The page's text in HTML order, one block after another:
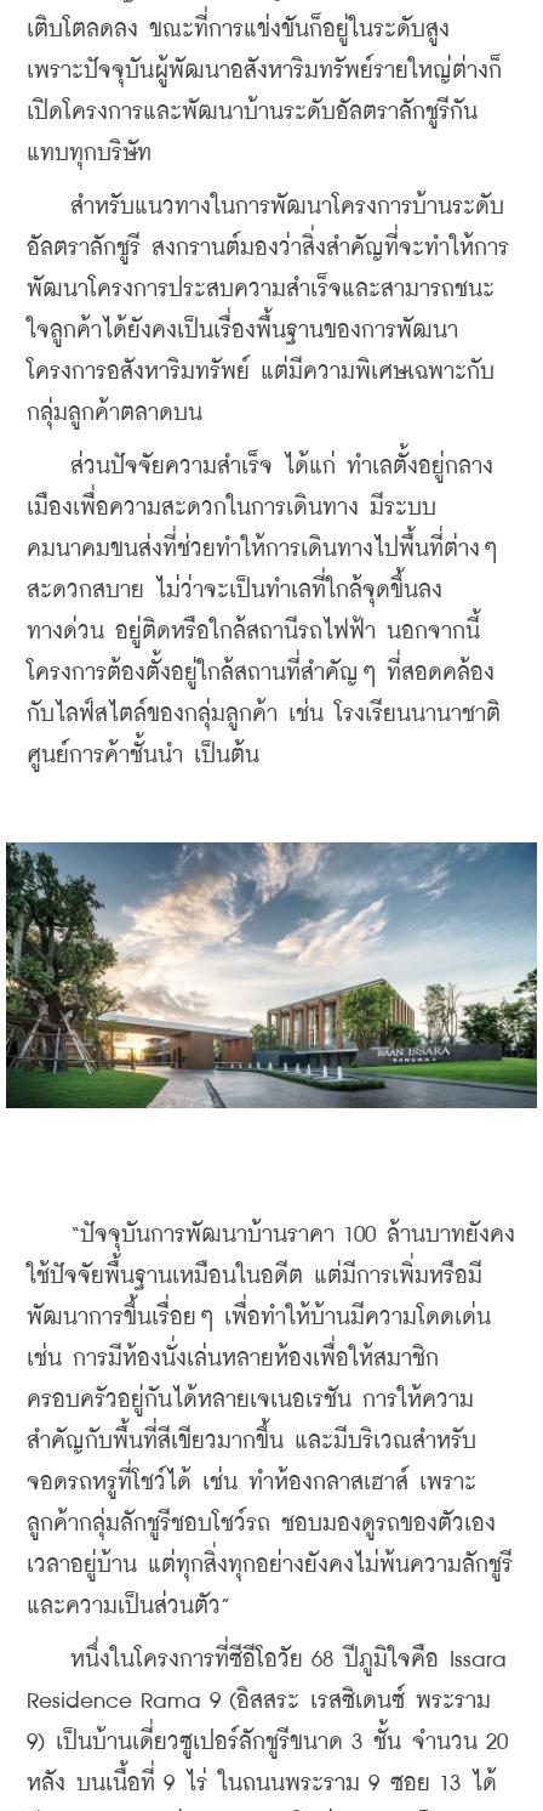
เติบโตลดลง ขณะที่การแข่งขันก็อยู่ในระดับสูง
เพราะปัจจุบันผู้พัฒนาอสังหาริมทรัพย์รายใหญ่ต่างก็
เปิดโครงการและพัฒนาบ้านระดับอัลตราลักชูรีกัน
แทบทุกบริษัท
สำหรับแนวทางในการพัฒนาโครงการบ้านระดับ
อัลตราลักชูรี สงกรานต์มองว่าสิ่งสำคัญที่จะทำให้การ
พัฒนาโครงการประสบความสำเร็จและสามารถชนะ
ใจลูกค้าได้ยังคงเป็นเรื่องพื้นฐานของการพัฒนา
โครงการอสังหาริมทรัพย์ แต่มีความพิเศษเฉพาะกับ
กลุ่มลูกค้าตลาดบน
ส่วนปัจจัยความสำเร็จ ได้แก่ ทำเลตั้งอยู่กลาง
เมืองเพื่อความสะดวกในการเดินทาง มีระบบ
คมนาคมขนส่งที่ช่วยทำให้การเดินทางไปพื้นที่ต่างๆ
สะดวกสบาย ไม่ว่าจะเป็นทำเลที่ใกล้จุดขึ้นลง
ทางด่วน อยู่ติดหรือใกล้สถานีรถไฟฟ้า นอกจากนี้
โครงการต้องตั้งอยู่ใกล้สถานที่สำคัญๆ ที่สอดคล้อง
กับไลฟ์สไตล์ของกลุ่มลูกค้า เช่น โรงเรียนนานาชาติ
ศูนย์การค้าชั้นนำ เป็นต้น
“ปัจจุบันการพัฒนาบ้านราคา 100 ล้านบาทยังคง
ใช้ปัจจัยพื้นฐานเหมือนในอดีต แต่มีการเพิ่มหรือมี
พัฒนาการขึ้นเรื่อยๆ เพื่อทำให้บ้านมีความโดดเด่น
เช่น การมีห้องนั่งเล่นหลายห้องเพื่อให้สมาชิก
ครอบครัวอยู่กันได้หลายเจเนอเรชัน การให้ความ
สำคัญกับพื้นที่สีเขียวมากขึ้น และมีบริเวณสำหรับ
จอดรถหรูที่โชว์ได้ เช่น ทำห้องกลาสเฮาส์ เพราะ
ลูกค้ากลุ่มลักชูรีชอบโชว์รถ ชอบมองดูรถของตัวเอง
เวลาอยู่บ้าน แต่ทุกสิ่งทุกอย่างยังคงไม่พ้นความลักชูรี
และความเป็นส่วนตัว”
หนึ่งในโครงการที่ซีอีโอวัย 68 ปีภูมิใจคือ Issara
Residence Rama 9 (อิสสระ เรสซิเดนซ์ พระราม
9) เป็นบ้านเดี่ยวซูเปอร์ลักชูรีขนาด 3 ชั้น จำนวน 20
หลัง บนเนื้อที่ 9 ไร่ ในถนนพระราม 9 ซอย 13 ได้